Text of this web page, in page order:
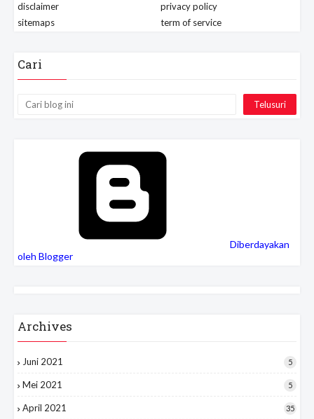
disclaimer
privacy policy
sitemaps
term of service
Cari
Diberdayakan
oleh Blogger
Archives
Juni 2021 5
Mei 2021 5
April 2021 35